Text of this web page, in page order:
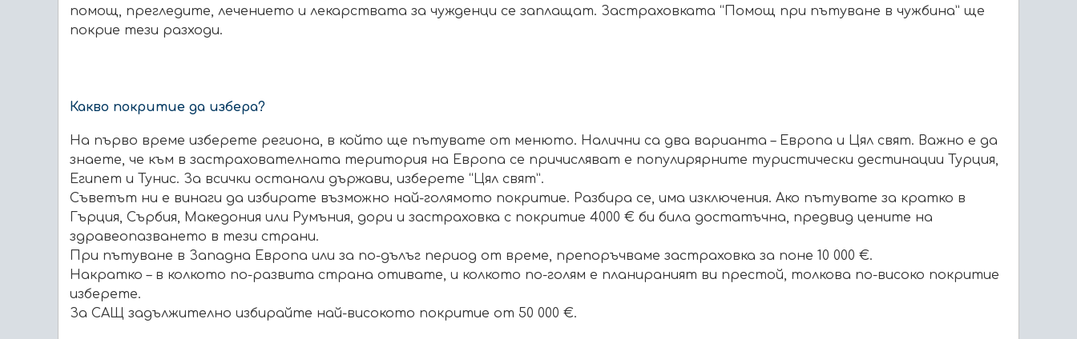
помощ, прегледите, лечението и лекарствата за чужденци се заплащат. Застраховката “Помощ при пътуване в чужбина” ще
покрие тези разходи.
Какво покритие да избера?
На първо време изберете региона, в който ще пътувате от менюто. Налични са два варианта – Европа и Цял свят. Важно е да
знаете, че към в застрахователната територия на Европа се причисляват е популирярните туристически дестинации Турция,
Египет и Тунис. За всички останали държави, изберете “Цял свят”.
Съветът ни е винаги да избирате възможно най-голямото покритие. Разбира се, има изключения. Ако пътувате за кратко в
Гърция, Сърбия, Македония или Румъния, дори и застраховка с покритие 4000 € би била достатъчна, предвид цените на
здравеопазването в тези страни.
При пътуване в Западна Европа или за по-дълъг период от време, препоръчваме застраховка за поне 10 000 €.
Накратко – в колкото по-развита страна отивате, и колкото по-голям е планираният ви престой, толкова по-високо покритие
изберете.
За САЩ задължително избирайте най-високото покритие от 50 000 €.